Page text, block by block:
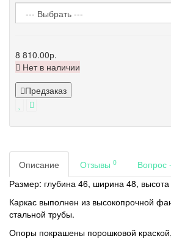
8 810.00р.
Нет в наличии
Предзаказ
Описание Отзывы 0 Вопрос
Размер: глубина 46, ширина 48,
Каркас выполнен из высокопрочной
стальной трубы.
Опоры покрашены порошковой